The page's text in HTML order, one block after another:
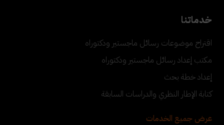
خدماتنا
اقتراح موضوعات رسائل ماجستير ودكتوراه
مكتب إعداد رسائل ماجستير ودكتوراه
إعداد خطة بحث
كتابة الإطار النظري والدراسات السابقة
عرض جميع الخدمات